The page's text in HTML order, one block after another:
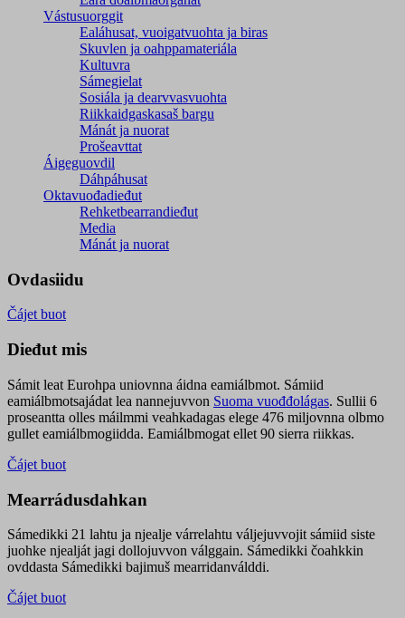
Vástusuorggit
Ealáhusat, vuoigatvuohta ja biras
Skuvlen ja oahppamateriála
Kultuvra
Sámegielat
Sosiála ja dearvvasvuohta
Riikkaidgaskasaš bargu
Mánát ja nuorat
Prošeavttat
Áigeguovdil
Dáhpáhusat
Oktavuođadieđut
Rehketbearrandieđut
Media
Mánát ja nuorat
Ovdasiidu
Čájet buot
Dieđut mis
Sámit leat Eurohpa uniovnna áidna eamiálbmot. Sámiid
eamiálbmotsajádat lea nannejuvvon Suoma vuođđolágas. Sullii 6
proseantta olles máilmmi veahkadagas elege 476 miljovnna olbmo
gullet eamiálbmogiidda. Eamiálbmogat ellet 90 sierra riikkas.
Čájet buot
Mearrádusdahkan
Sámedikki 21 lahtu ja njealje várrelahtu váljejuvvojit sámiid siste
juohke njealját jagi dollojuvvon válggain. Sámedikki čoahkkin
ovddasta Sámedikki bajimuš mearridanválddi.
Čájet buot